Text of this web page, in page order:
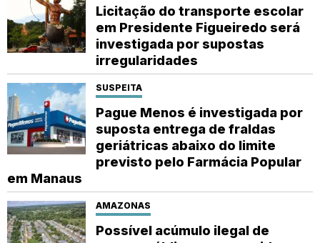
Licitação do transporte escolar
em Presidente Figueiredo será
investigada por supostas
irregularidades
SUSPEITA
Pague Menos é investigada por
suposta entrega de fraldas
geriátricas abaixo do limite
previsto pelo Farmácia Popular
em Manaus
AMAZONAS
Possível acúmulo ilegal de